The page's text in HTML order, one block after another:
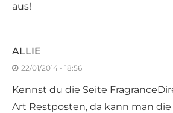
aus!
ALLIE
22/01/2014 - 18:56
Kennst du die Seite
Art Restposten, da kann man